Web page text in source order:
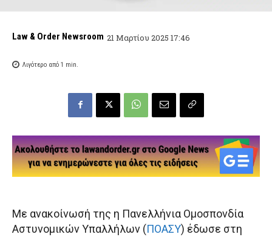
Law & Order Newsroom 21 Μαρτίου 2025 17:46
Λιγότερο από 1 min.
Με ανακοίνωσή της η Πανελλήνια Ομοσπονδία
Αστυνομικών Υπαλλήλων (ΠΟΑΣΥ) έδωσε στη